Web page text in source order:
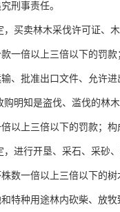
刑事责任。
卖林木采伐许可证、木
一倍以上三倍以下的罚款
批准出口文件、允许进
知是盗伐、滥伐的林木
以上三倍以下的罚款；构
行开垦、采石、采砂、
数一倍以上三倍以下的
种用途林内砍柴、放牧